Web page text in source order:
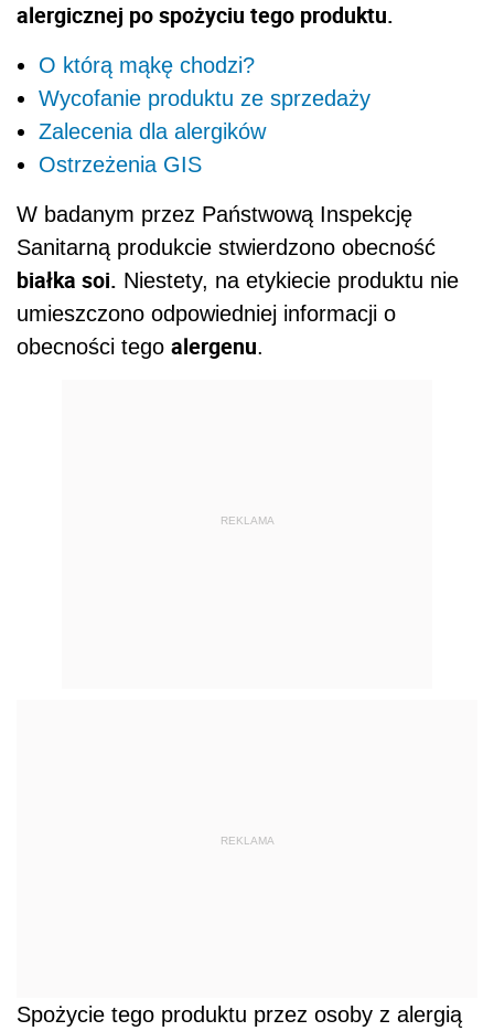
alergicznej po spożyciu tego produktu.
O którą mąkę chodzi?
Wycofanie produktu ze sprzedaży
Zalecenia dla alergików
Ostrzeżenia GIS
W badanym przez Państwową Inspekcję
Sanitarną produkcie stwierdzono obecność
białka soi. Niestety, na etykiecie produktu nie
umieszczono odpowiedniej informacji o
obecności tego alergenu.
REKLAMA
REKLAMA
Spożycie tego produktu przez osoby z alergią